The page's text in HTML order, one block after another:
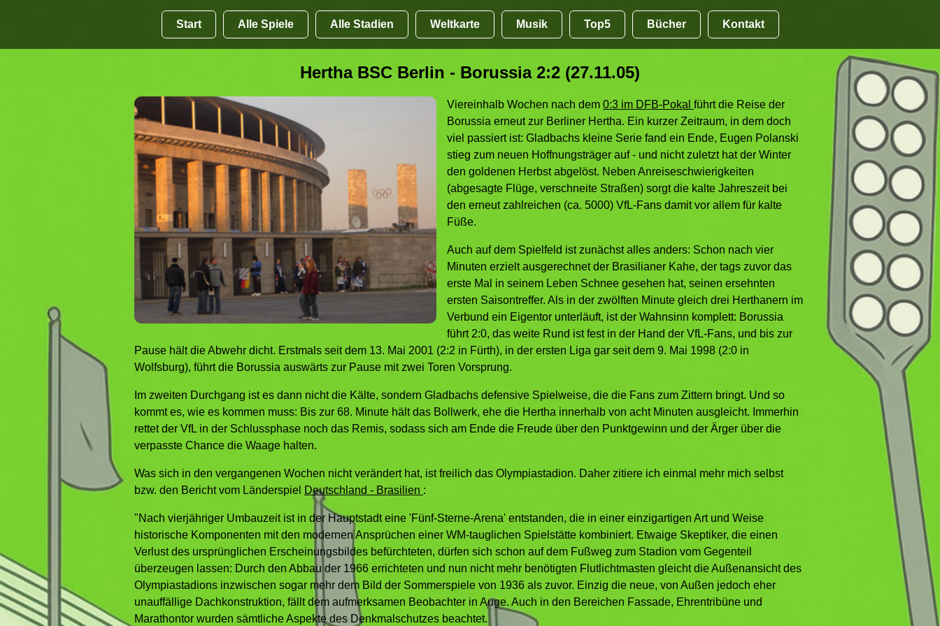
Start Alle Spiele Alle Stadien Weltkarte Musik Top5 Bücher Kontakt
Hertha BSC Berlin - Borussia 2:2 (27.11.05)
Viereinhalb Wochen nach dem 0:3 im DFB-Pokal führt die Reise der
Borussia erneut zur Berliner Hertha. Ein kurzer Zeitraum, in dem doch
viel passiert ist: Gladbachs kleine Serie fand ein Ende, Eugen Polanski
stieg zum neuen Hoffnungsträger auf - und nicht zuletzt hat der Winter
den goldenen Herbst abgelöst. Neben Anreiseschwierigkeiten
(abgesagte Flüge, verschneite Straßen) sorgt die kalte Jahreszeit bei
den erneut zahlreichen (ca. 5000) VfL-Fans damit vor allem für kalte
Füße.
Auch auf dem Spielfeld ist zunächst alles anders: Schon nach vier
Minuten erzielt ausgerechnet der Brasilianer Kahe, der tags zuvor das
erste Mal in seinem Leben Schnee gesehen hat, seinen ersehnten
ersten Saisontreffer. Als in der zwölften Minute gleich drei Herthanern im
Verbund ein Eigentor unterläuft, ist der Wahnsinn komplett: Borussia
führt 2:0, das weite Rund ist fest in der Hand der VfL-Fans, und bis zur
Pause hält die Abwehr dicht. Erstmals seit dem 13. Mai 2001 (2:2 in Fürth), in der ersten Liga gar seit dem 9. Mai 1998 (2:0 in
Wolfsburg), führt die Borussia auswärts zur Pause mit zwei Toren Vorsprung.
Im zweiten Durchgang ist es dann nicht die Kälte, sondern Gladbachs defensive Spielweise, die die Fans zum Zittern bringt. Und so
kommt es, wie es kommen muss: Bis zur 68. Minute hält das Bollwerk, ehe die Hertha innerhalb von acht Minuten ausgleicht. Immerhin
rettet der VfL in der Schlussphase noch das Remis, sodass sich am Ende die Freude über den Punktgewinn und der Ärger über die
verpasste Chance die Waage halten.
Was sich in den vergangenen Wochen nicht verändert hat, ist freilich das Olympiastadion. Daher zitiere ich einmal mehr mich selbst
bzw. den Bericht vom Länderspiel Deutschland - Brasilien :
"Nach vierjähriger Umbauzeit ist in der Hauptstadt eine 'Fünf-Sterne-Arena' entstanden, die in einer einzigartigen Art und Weise
historische Komponenten mit den modernen Ansprüchen einer WM-tauglichen Spielstätte kombiniert. Etwaige Skeptiker, die einen
Verlust des ursprünglichen Erscheinungsbildes befürchteten, dürfen sich schon auf dem Fußweg zum Stadion vom Gegenteil
überzeugen lassen: Durch den Abbau der 1966 errichteten und nun nicht mehr benötigten Flutlichtmasten gleicht die Außenansicht des
Olympiastadions inzwischen sogar mehr dem Bild der Sommerspiele von 1936 als zuvor. Einzig die neue, von Außen jedoch eher
unauffällige Dachkonstruktion, fällt dem aufmerksamen Beobachter in Auge. Auch in den Bereichen Fassade, Ehrentribüne und
Marathontor wurden sämtliche Aspekte des Denkmalschutzes beachtet.